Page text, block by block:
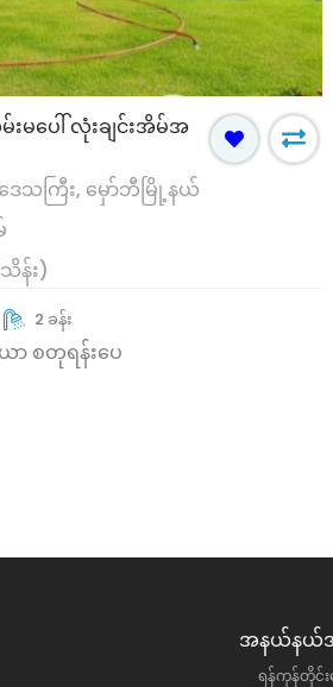
မပေါ် လုံးချင်းအိမ်အ
ေသကြီး, မှော်ဘီမြို့နယ်
န်း)
2 ခန်း
ာ စတုရန်းပေ
ချင်းတိုက်အိမ်
သစ်မြောက်ပိုင်း
ရေပန်းအစားဆုံး
အနယ်နယ်အ
ရန်ကုန်တိုင်းဒ